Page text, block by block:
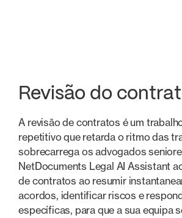
Revisão do
A revisão de contratos é um
repetitivo que retarda o ritmo das
sobrecarrega os advogados
NetDocuments Legal AI Assistant
de contratos ao resumir
acordos, identificar riscos e
específicas, para que a sua equipa